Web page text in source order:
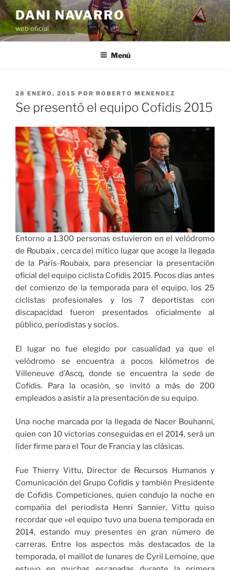
Saltar
al
contenido
DANI NAVARRO
web oficial
Menú
PUBLICADO
EL
28 ENERO, 2015 POR ROBERTO MENENDEZ
Se presentó el equipo Cofidis 2015
Entorno a 1.300 personas estuvieron en el velódromo
de Roubaix , cerca del mítico lugar que acoge la llegada
de la París-Roubaix, para presenciar la presentación
oficial del equipo ciclista Cofidis 2015. Pocos días antes
del comienzo de la temporada para el equipo, los 25
ciclistas profesionales y los 7 deportistas con
discapacidad fueron presentados oficialmente al
público, periodistas y socios.
El lugar no fue elegido por casualidad ya que el
velódromo se encuentra a pocos kilómetros de
Villeneuve d’Ascq, donde se encuentra la sede de
Cofidis. Para la ocasión, se invitó a más de 200
empleados a asistir a la presentación de su equipo.
Una noche marcada por la llegada de Nacer Bouhanni,
quien con 10 victorias conseguidas en el 2014, será un
líder firme para el Tour de Francia y las clásicas.
Fue Thierry Vittu, Director de Recursos Humanos y
Comunicación del Grupo Cofidis y también Presidente
de Cofidis Competiciones, quien condujo la noche en
compañía del periodista Henri Sannier. Vittu quiso
recordar que «el equipo tuvo una buena temporada en
2014, estando muy presentes en gran número de
carreras. Entre los aspectos más destacados de la
temporada, el maillot de lunares de Cyril Lemoine, que